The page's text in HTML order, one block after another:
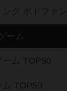
グ ボドファン
ーム
ム TOP50
ム TOP50